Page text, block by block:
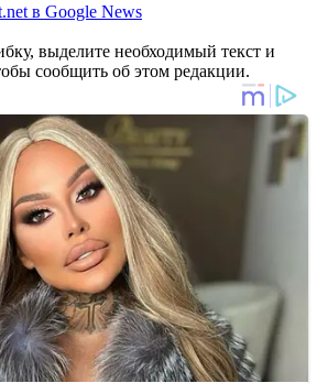
в Google News
выделите необходимый текст и
сообщить об этом редакции.